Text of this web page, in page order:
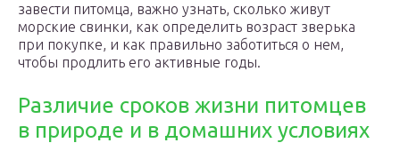
завести питомца, важно узнать, сколько живут
морские свинки, как определить возраст зверька
при покупке, и как правильно заботиться о нем,
чтобы продлить его активные годы.
Различие сроков жизни питомцев
в природе и в домашних условиях